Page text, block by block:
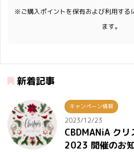
※ご購入ポイントを保有および利用する
ます。
新着記事
キャンペーン情報
2023/12/23
CBDMANiA ク
2023 開催のお